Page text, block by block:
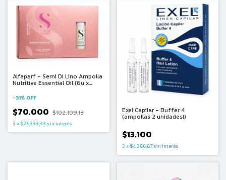
Alfaparf - Semi Di Lino Ampolla
Nutritive Essential Oil (6u x
-31% OFF
$70.000 $102.109,13
3 x $23.333,33 sin interés
Exel Capilar - Buffer 4
(ampollas 2 unidadesl)
$13.100
3 x $4.366,67 sin interés